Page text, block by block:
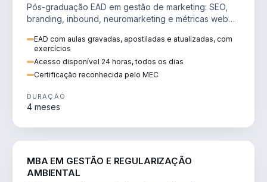
Pós-graduação EAD em gestão de marketing: SEO,
branding, inbound, neuromarketing e métricas web
EAD com aulas gravadas, apostiladas e atualizadas, com
exercícios
Acesso disponível 24 horas, todos os dias
Certificação reconhecida pelo MEC
DURAÇÃO
4 meses
MBA EM GESTÃO E REGULARIZAÇÃO
AMBIENTAL